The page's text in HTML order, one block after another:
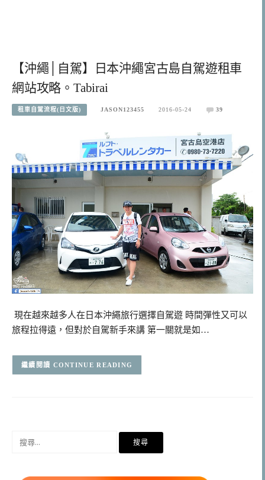
【沖繩│自駕】日本沖繩宮古島自駕遊租車
網站攻略。Tabirai
租車自駕流程(日文版) JASON123455 2016-05-24 39
現在越來越多人在日本沖繩旅行選擇自駕遊 時間彈性又可以
旅程拉得遠，但對於自駕新手來講 第一關就是如…
CONTINUE READING